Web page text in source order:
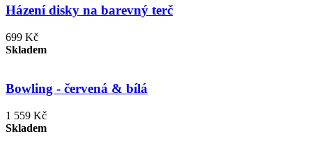
Házení disky na barevný terč
699 Kč
Skladem
Bowling - červená & bílá
1 559 Kč
Skladem